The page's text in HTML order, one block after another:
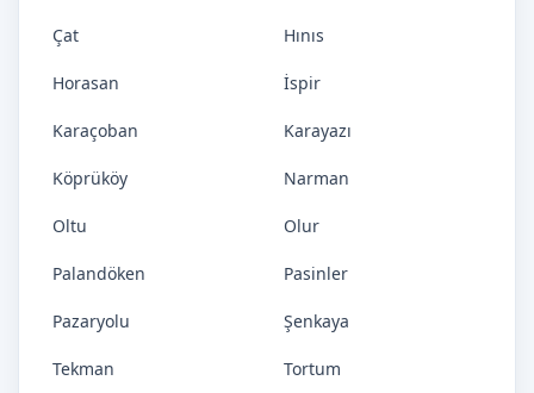
Çat Hınıs
Horasan İspir
Karaçoban Karayazı
Köprüköy Narman
Oltu Olur
Palandöken Pasinler
Pazaryolu Şenkaya
Tekman Tortum